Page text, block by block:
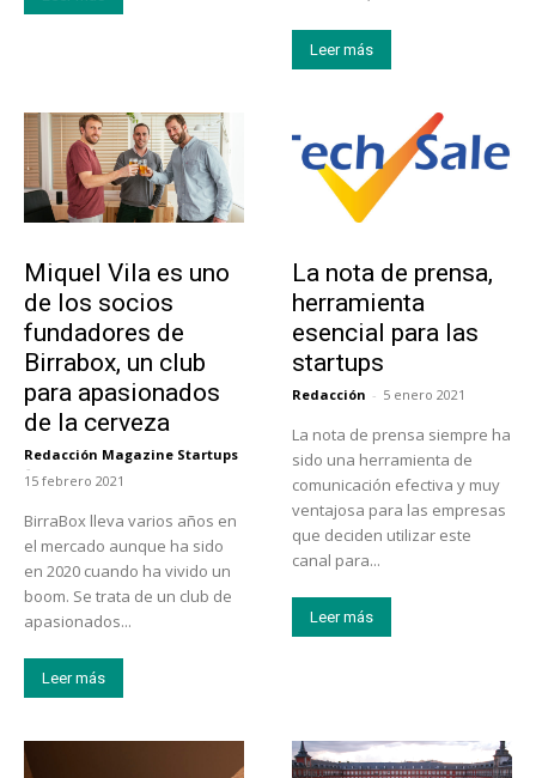
Leer más
Miquel Vila es uno
de los socios
fundadores de
Birrabox, un club
para apasionados
de la cerveza
Redacción Magazine Startups
-
15 febrero 2021
BirraBox lleva varios años en
el mercado aunque ha sido
en 2020 cuando ha vivido un
boom. Se trata de un club de
apasionados...
Leer más
La nota de prensa,
herramienta
esencial para las
startups
Redacción - 5 enero 2021
La nota de prensa siempre ha
sido una herramienta de
comunicación efectiva y muy
ventajosa para las empresas
que deciden utilizar este
canal para...
Leer más